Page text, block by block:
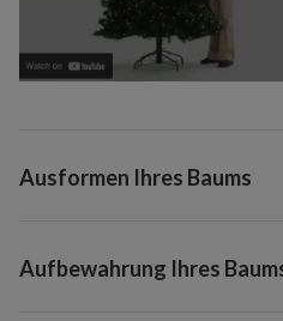
Ausformen Ihres Baums
Aufbewahrung Ihres